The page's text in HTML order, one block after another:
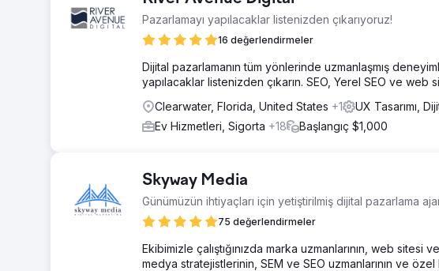
Pazarlamayı yapılacaklar listenizden çıkarıyoruz!
16 değerlendirmeler
Dijital pazarlamanın tüm yönlerinde uzmanlaşmış
yapılacaklar listenizden çıkarın. SEO, Yerel SEO ve web
Clearwater, Florida, United States +1 UX Tasarımı,
Ev Hizmetleri, Sigorta +18 Başlangıç $1,000
Skyway Media
Günümüzün ihtiyaçları için yetiştirilmiş dijital pazarlama
75 değerlendirmeler
Ekibimizle çalıştığınızda marka uzmanlarının, web sitesi
medya stratejistlerinin, SEM ve SEO uzmanlarının ve